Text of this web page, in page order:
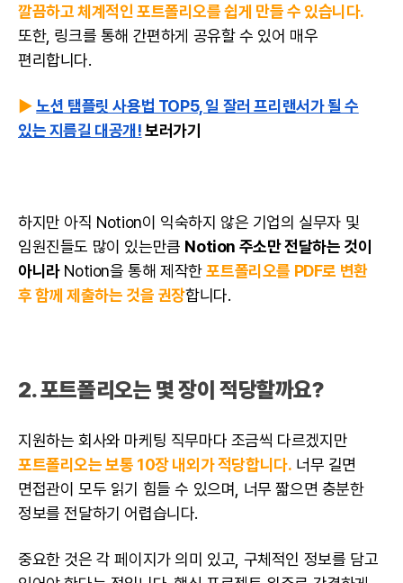
깔끔하고 체계적인 포트폴리오를 쉽게 만들 수 있습니다.
또한, 링크를 통해 간편하게 공유할 수 있어 매우
편리합니다.
▶️노션 탬플릿 사용법 TOP5, 일 잘러 프리랜서가 될 수
있는 지름길 대공개!보러가기
하지만 아직 Notion이 익숙하지 않은 기업의 실무자 및
임원진들도 많이 있는만큼 Notion 주소만 전달하는 것이
아니라Notion을 통해 제작한포트폴리오를 PDF로 변환
후 함께 제출하는 것을 권장합니다.
2. 포트폴리오는 몇 장이 적당할까요?
지원하는 회사와 마케팅 직무마다 조금씩 다르겠지만
포트폴리오는 보통 10장 내외가 적당합니다. 너무 길면
면접관이 모두 읽기 힘들 수 있으며, 너무 짧으면 충분한
정보를 전달하기 어렵습니다.
중요한 것은 각 페이지가 의미 있고, 구체적인 정보를 담고